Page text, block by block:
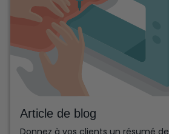
Article de blog